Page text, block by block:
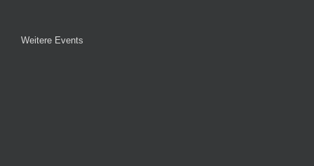
Weitere Events